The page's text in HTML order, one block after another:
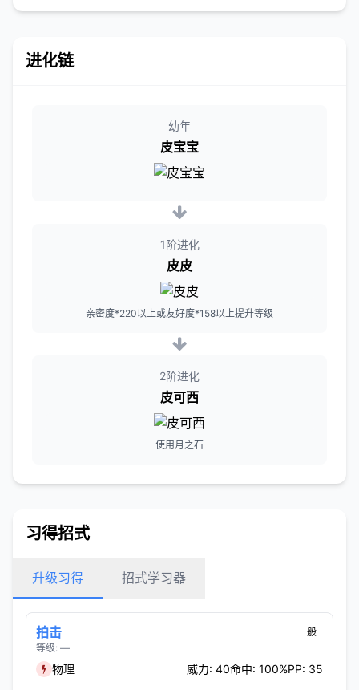
进化链
幼年
皮宝宝
1阶进化
皮皮
亲密度*220以上或友好度*158以上提升等级
2阶进化
皮可西
使用月之石
习得招式
升级习得 招式学习器
拍击
等级: —
一般
物理 威力: 40命中: 100%PP: 35